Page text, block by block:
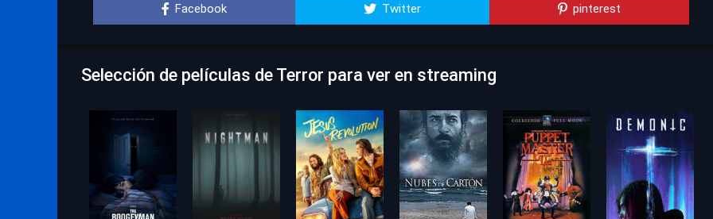
Facebook Twitter pinterest
Selección de películas de Terror para ver en streaming